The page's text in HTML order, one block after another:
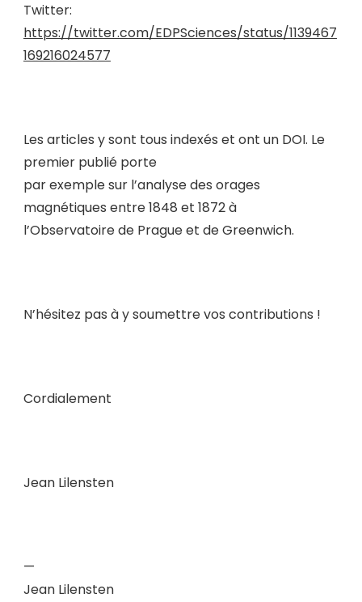
Twitter:
https://twitter.com/EDPSciences/status/1139467
169216024577
Les articles y sont tous indexés et ont un DOI. Le
premier publié porte
par exemple sur l’analyse des orages
magnétiques entre 1848 et 1872 à
l’Observatoire de Prague et de Greenwich.
N’hésitez pas à y soumettre vos contributions !
Cordialement
Jean Lilensten
—
Jean Lilensten